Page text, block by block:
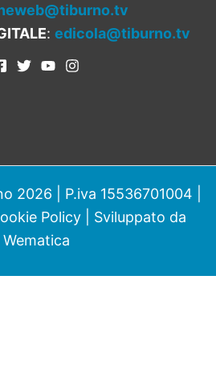
: edicola@tiburno.tv
2026 | P.iva 15536701004 |
Policy| Sviluppato da
Wematica